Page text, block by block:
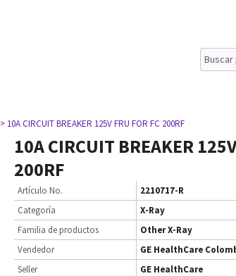
> 10A CIRCUIT BREAKER 125V FRU FOR FC 200RF
10A CIRCUIT BREAKER
200RF
Artículo No.
2210717-R
Categoría
X-Ray
Familia de productos
Other X-Ray
Vendedor
GE HealthCare
Seller
GE HealthCare